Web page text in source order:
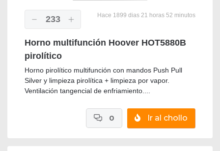
233 Hace 1899 dias 21 horas 52 minutos
Horno multifunción Hoover HOT5880B
pirolítico
Horno pirolítico multifunción con mandos Push Pull
Silver y limpieza pirolítica + limpieza por vapor.
Ventilación tangencial de enfriamiento....
Ir al chollo
0